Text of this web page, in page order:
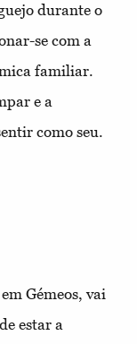
durante o
se com a
familiar.
e a
como seu.
Gémeos, vai
estar a